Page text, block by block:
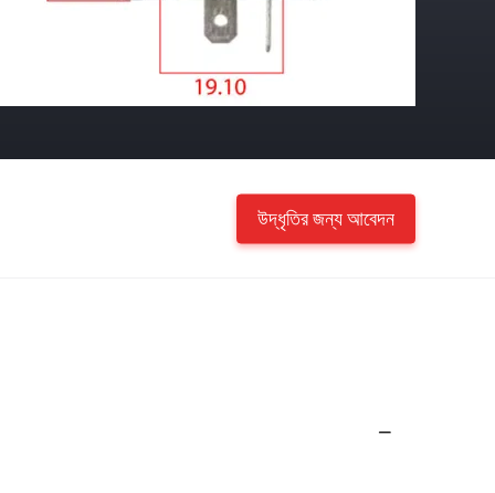
উদ্ধৃতির জন্য আবেদন